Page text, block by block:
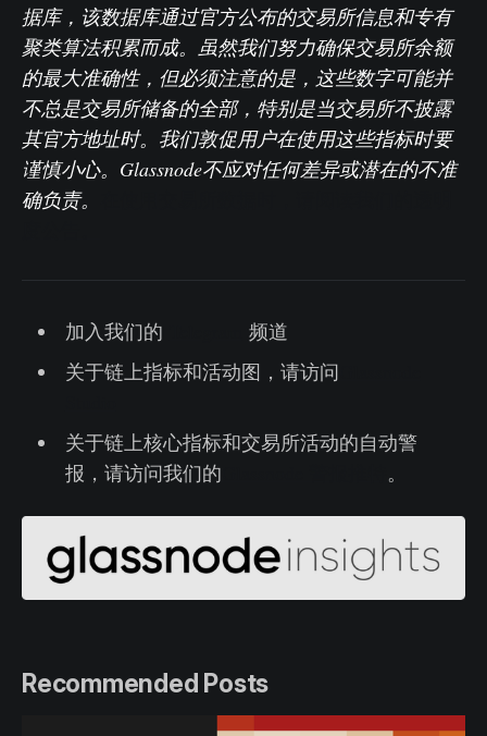
据库，该数据库通过官方公布的交易所信息和专有
聚类算法积累而成。虽然我们努力确保交易所余额
的最大准确性，但必须注意的是，这些数字可能并
不总是交易所储备的全部，特别是当交易所不披露
其官方地址时。我们敦促用户在使用这些指标时要
谨慎小心。Glassnode不应对任何差异或潜在的不准
确负责。
加入我们的
频道
关于链上指标和活动图，请访问
关于链上核心指标和交易所活动的自动警
报，请访问我们的
。
Recommended Posts